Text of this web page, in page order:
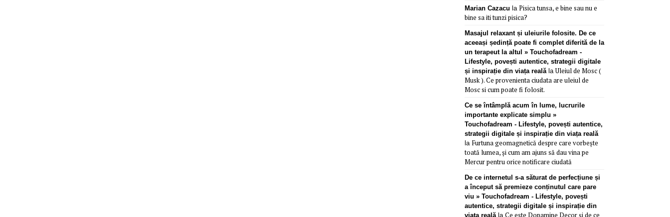
Marian Cazacu la Pisica tunsa, e bine sau nu e
bine sa iti tunzi pisica?
Masajul relaxant și uleiurile folosite. De ce
aceeași ședință poate fi complet diferită de la
un terapeut la altul » Touchofadream -
Lifestyle, povești autentice, strategii digitale
și inspirație din viața reală laUleiul de Mosc (
Musk ). Ce provenienta ciudata are uleiul de
Mosc si cum poate fi folosit.
Ce se întâmplă acum în lume, lucrurile
importante explicate simplu »
Touchofadream - Lifestyle, povești autentice,
strategii digitale și inspirație din viața reală
la Furtuna geomagnetică despre care vorbește
toată lumea, și cum am ajuns să dau vina pe
Mercur pentru orice notificare ciudată
De ce internetul s-a săturat de perfecțiune și
a început să premieze conținutul care pare
viu » Touchofadream - Lifestyle, povești
autentice, strategii digitale și inspirație din
viața reală la Ce este Dopamine Decor și de ce